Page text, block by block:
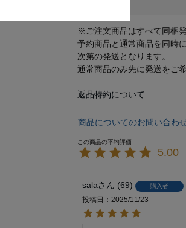
※ご注文商品はすべて同梱発
予約商品と通常商品を同時
次第の発送となります。
通常商品のみ先に発送をご
返品特約について
商品についてのお問い合わ
5.00
sala 69 購入者
投稿日
2025/11/23